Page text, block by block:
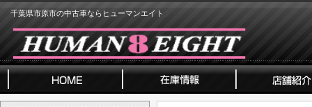
千葉県市原市の中古車ならヒューマンエイト